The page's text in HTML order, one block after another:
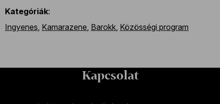
Kategóriák:
Ingyenes, Kamarazene, Barokk, Közösségi program
Kapcsolat